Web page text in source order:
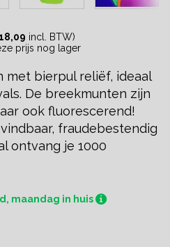
incl. BTW)
prijs nog lager
met bierpul reliëf, ideaal
De breekmunten zijn
ook fluorescerend!
fraudebestendig
ontvang je 1000
maandag in huis